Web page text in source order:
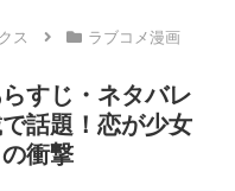
ラブコメ漫画
すじ・ネタバレ
話題！恋が少女
衝撃